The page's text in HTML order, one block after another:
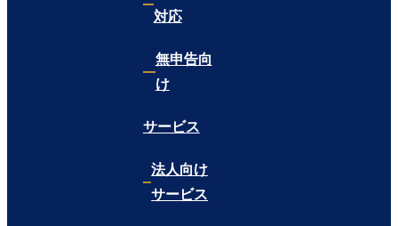
対応
無申告向
け
サービス
法人向け
サービス